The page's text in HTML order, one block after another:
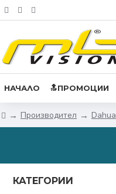
НАЧАЛО 🔝ПРОМОЦИИ
Производител Dahua
КАТЕГОРИИ